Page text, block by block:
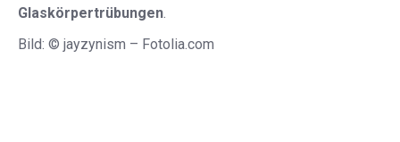
Glaskörpertrübungen.
Bild: © jayzynism – Fotolia.com